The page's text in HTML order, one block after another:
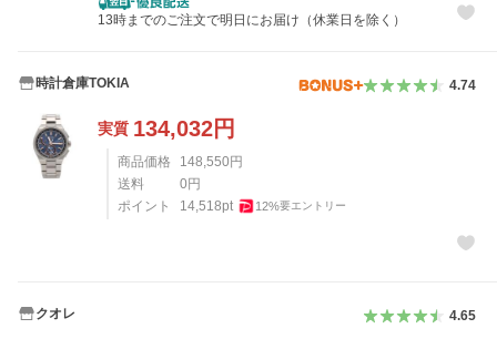
13時までのご注文で明日にお届け（休業日を除く）
時計倉庫TOKIA 4.74
実質 134,032円
商品価格 148,550 円
送料
0 円
ポイント
14,518pt 12%要エントリー
クオレ 4.65